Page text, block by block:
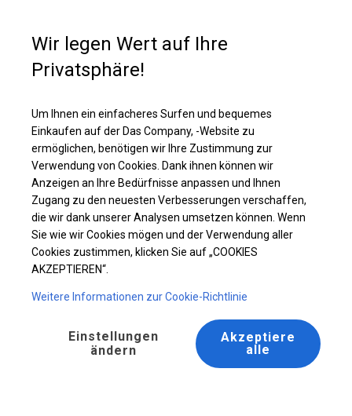
Ganzjährig geöffnete Zelthalle | 6x8 m
Wir legen Wert auf Ihre
Privatsphäre!
Um Ihnen ein einfacheres Surfen und bequemes
Einkaufen auf der Das Company, -Website zu
ermöglichen, benötigen wir Ihre Zustimmung zur
Verwendung von Cookies. Dank ihnen können wir
Anzeigen an Ihre Bedürfnisse anpassen und Ihnen
Zugang zu den neuesten Verbesserungen verschaffen,
die wir dank unserer Analysen umsetzen können. Wenn
Sie wie wir Cookies mögen und der Verwendung aller
Cookies zustimmen, klicken Sie auf „COOKIES
AKZEPTIEREN“.
Weitere Informationen zur Cookie-Richtlinie
Einstellungen
ändern
Akzeptiere
alle